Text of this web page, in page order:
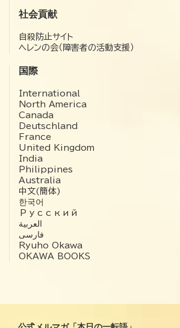
社会貢献
自殺防止サイト
ヘレンの会（障害者の活動支援）
国際
International
North America
Canada
Deutschland
France
United Kingdom
India
Philippines
Australia
中文(簡体)
한국어
Русский
العربية‏
فارسی
Ryuho Okawa
OKAWA BOOKS